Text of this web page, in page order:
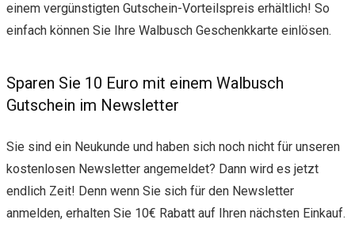
einem vergünstigten Gutschein-Vorteilspreis erhältlich! So
einfach können Sie Ihre Walbusch Geschenkkarte einlösen.
Sparen Sie 10 Euro mit einem Walbusch
Gutschein im Newsletter
Sie sind ein Neukunde und haben sich noch nicht für unseren
kostenlosen Newsletter angemeldet? Dann wird es jetzt
endlich Zeit! Denn wenn Sie sich für den Newsletter
anmelden, erhalten Sie 10€ Rabatt auf Ihren nächsten Einkauf.